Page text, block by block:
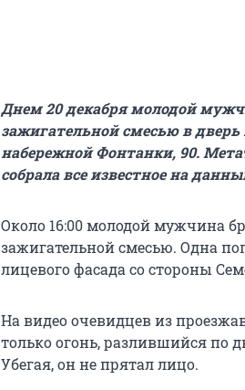
Днем 20 декабря молодой
зажигательной смесью в
набережной Фонтанки, 90.
собрала все известное на
Около 16:00 молодой мужчина
зажигательной смесью. Одна
лицевого фасада со стороны
На видео очевидцев из
только огонь, разлившийся по
Убегая, он не прятал лицо.